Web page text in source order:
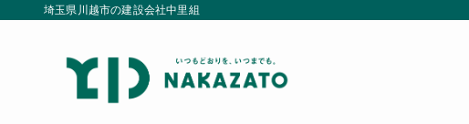
埼玉県川越市の建設会社中里組